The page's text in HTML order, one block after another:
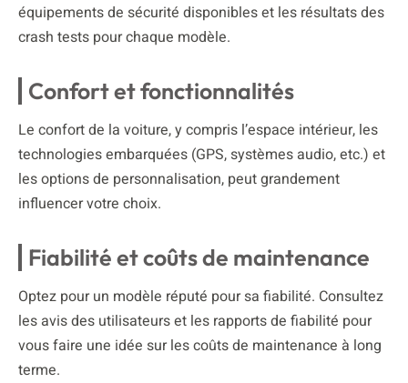
équipements de sécurité disponibles et les résultats des
crash tests pour chaque modèle.
Confort et fonctionnalités
Le confort de la voiture, y compris l’espace intérieur, les
technologies embarquées (GPS, systèmes audio, etc.) et
les options de personnalisation, peut grandement
influencer votre choix.
Fiabilité et coûts de maintenance
Optez pour un modèle réputé pour sa fiabilité. Consultez
les avis des utilisateurs et les rapports de fiabilité pour
vous faire une idée sur les coûts de maintenance à long
terme.